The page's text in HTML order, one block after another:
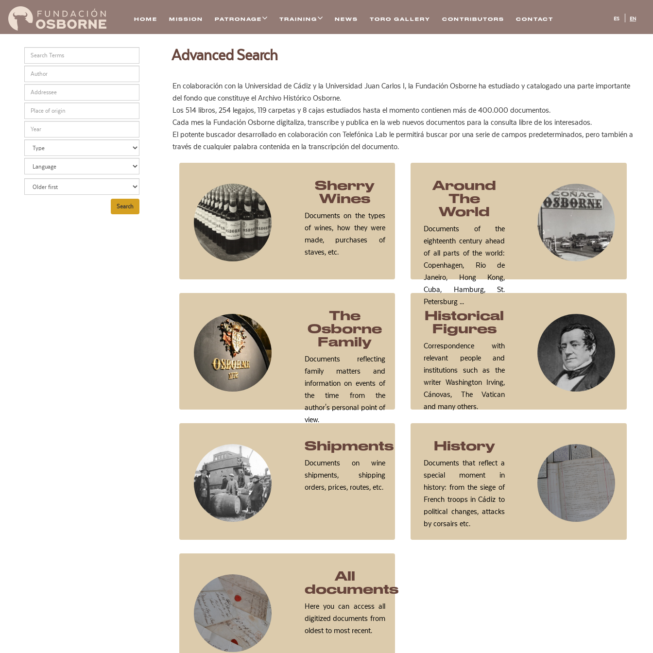
HOME MISSION PATRONAGE TRAINING NEWS TORO GALLERY CONTRIBUTORS CONTACT ES EN
Search
Advanced Search
En colaboración con la Universidad de Cádiz y la Universidad Juan Carlos I, la Fundación Osborne ha estudiado y catalogado una parte importante
del fondo que constituye el Archivo Histórico Osborne.
Los 514 libros, 254 legajos, 119 carpetas y 8 cajas estudiados hasta el momento contienen más de 400.000 documentos.
Cada mes la Fundación Osborne digitaliza, transcribe y publica en la web nuevos documentos para la consulta libre de los interesados.
El potente buscador desarrollado en colaboración con Telefónica Lab le permitirá buscar por una serie de campos predeterminados, pero también a
través de cualquier palabra contenida en la transcripción del documento.
Sherry
Wines
Documents on the types
of wines, how they were
made, purchases of
staves, etc.
Around
The
World
Documents of the
eighteenth century ahead
of all parts of the world:
Copenhagen, Rio de
Janeiro, Hong Kong,
Cuba, Hamburg, St.
Petersburg ...
The
Osborne
Family
Documents reflecting
family matters and
information on events of
the time from the
author's personal point of
view.
Historical
Figures
Correspondence with
relevant people and
institutions such as the
writer Washington Irving,
Cánovas, The Vatican
and many others.
Shipments
Documents on wine
shipments, shipping
orders, prices, routes, etc.
History
Documents that reflect a
special moment in
history: from the siege of
French troops in Cádiz to
political changes, attacks
by corsairs etc.
All
documents
Here you can access all
digitized documents from
oldest to most recent.